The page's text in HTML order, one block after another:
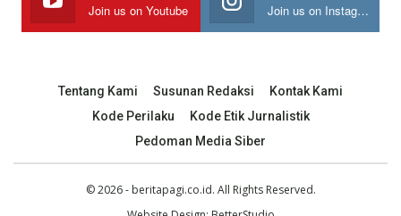
Join us on Youtube Join us on Instagram
Tentang Kami Susunan Redaksi
Kontak Kami
Kode Perilaku
Kode Etik Jurnalistik
Pedoman Media Siber
© 2026 - beritapagi.co.id. All Rights Reserved.